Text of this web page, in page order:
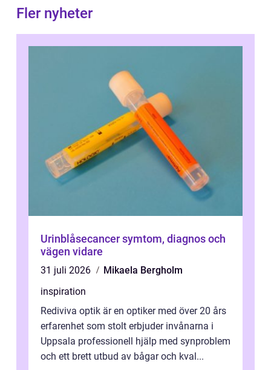
Fler nyheter
Urinblåsecancer symtom, diagnos och
vägen vidare
31 juli 2026
Mikaela Bergholm
inspiration
Rediviva optik är en optiker med över 20 års
erfarenhet som stolt erbjuder invånarna i
Uppsala professionell hjälp med synproblem
och ett brett utbud av bågar och kval...